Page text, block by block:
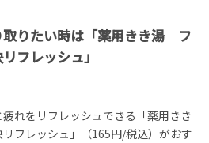
取りたい時は「薬用きき湯 フ
フレッシュ」
れをリフレッシュできる「薬用きき
レッシュ」（165円/税込）がおす